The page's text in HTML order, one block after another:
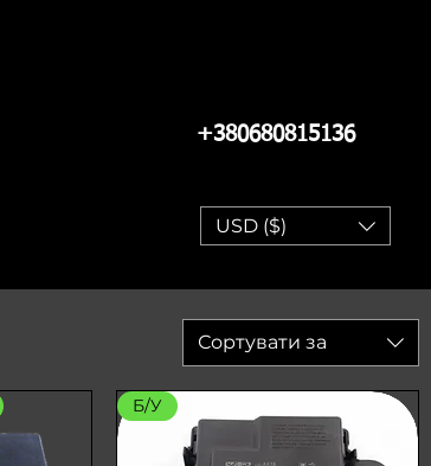
+380680815136
USD ($)
Сортувати за
Б/У